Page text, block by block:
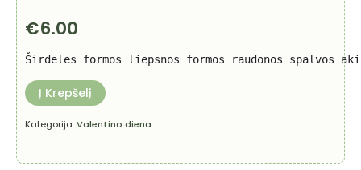
€6.00
Širdelės formos liepsnos formos raudonos spalvos
Į Krepšelį
Kategorija:Valentino diena